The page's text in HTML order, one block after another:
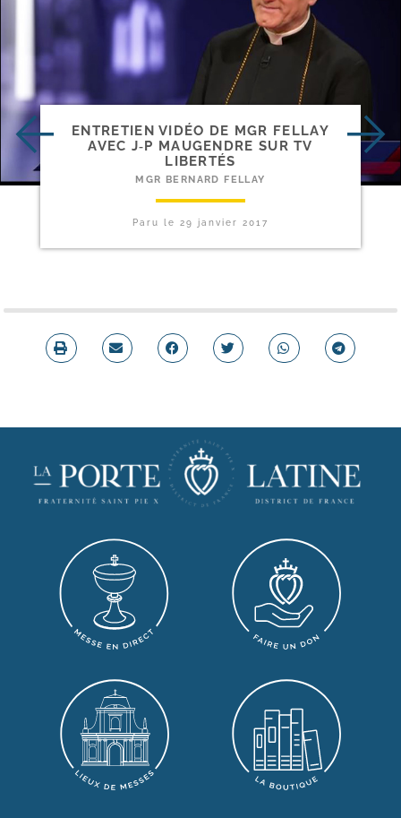
ENTRETIEN VIDÉO DE MGR FELLAY
AVEC J‑P MAUGENDRE SUR TV
LIBERTÉS
MGR BERNARD FELLAY
Paru le 29 janvier 2017